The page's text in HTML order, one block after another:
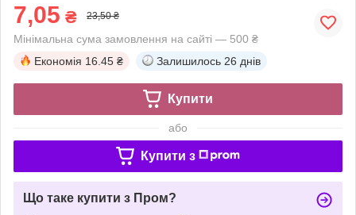
7,05 ₴ 23,50 ₴
Мінімальна сума замовлення на сайті — 500 ₴
Економія 16.45 ₴ Залишилось 26 днів
Купити
або
Купити з
Що таке купити з Пром?